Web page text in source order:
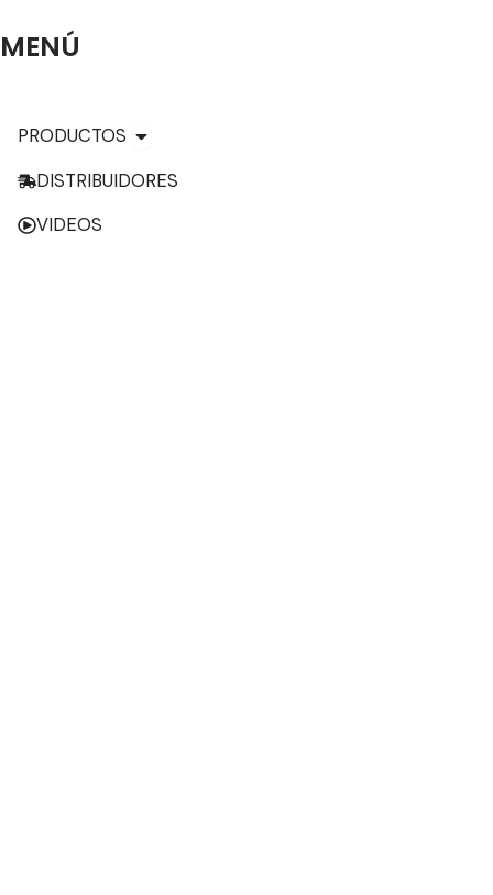
MENÚ
PRODUCTOS Open PRODUCTOS
DISTRIBUIDORES
VIDEOS